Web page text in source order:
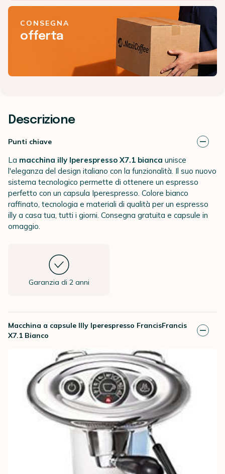
CONSEGNA
offerta
Descrizione
Punti chiave
La macchina illy Iperespresso X7.1 bianca unisce
l'eleganza del design italiano con la funzionalità. Il suo nuovo
sistema tecnologico permette di ottenere un espresso
perfetto con un capsula Iperespresso. Colore bianco
raffinato, tecnologia e materiali di qualità per un espresso
illy a casa tua, tutti i giorni. Consegna gratuita e capsule in
omaggio.
Garanzia di 2 anni
Macchina a capsule Illy Iperespresso FrancisFrancis
X7.1 Bianco